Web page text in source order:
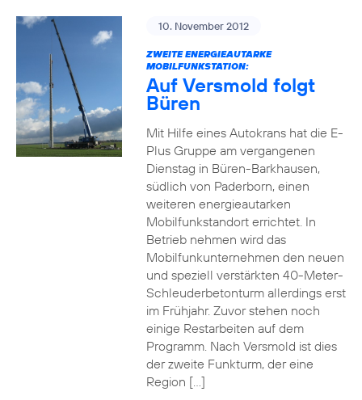
10. November 2012
ZWEITE ENERGIEAUTARKE
MOBILFUNKSTATION:
Auf Versmold folgt
Büren
Mit Hilfe eines Autokrans hat die E-
Plus Gruppe am vergangenen
Dienstag in Büren-Barkhausen,
südlich von Paderborn, einen
weiteren energieautarken
Mobilfunkstandort errichtet. In
Betrieb nehmen wird das
Mobilfunkunternehmen den neuen
und speziell verstärkten 40-Meter-
Schleuderbetonturm allerdings erst
im Frühjahr. Zuvor stehen noch
einige Restarbeiten auf dem
Programm. Nach Versmold ist dies
der zweite Funkturm, der eine
Region […]